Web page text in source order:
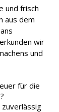
und frisch
aus dem
wir
und
für die
zuverlässig